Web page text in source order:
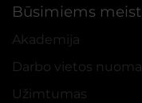
Akademija
Darbo vietos nuoma
Užimtumas